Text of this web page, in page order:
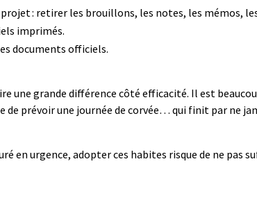
: retirer les brouillons, les notes, les mémos,
imprimés.
documents officiels.
une grande différence côté efficacité. Il est
de prévoir une journée de corvée… qui finit par ne
en urgence, adopter ces habites risque de ne pas